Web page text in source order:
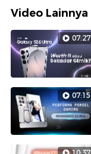
Video Lainnya
07:27
07:15
10:37